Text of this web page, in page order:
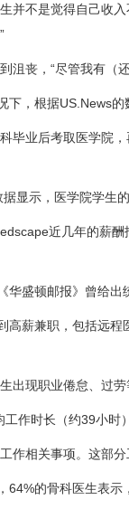
是觉得自己收入
，“尽管我有（
，根据US.News的
业后考取医学院，
示，医学院学生的
近几年的薪
盛顿邮报》曾给出
薪兼职，包括远
现职业倦怠、过劳
时长（约39小时
相关事项。这部分
的骨科医生表